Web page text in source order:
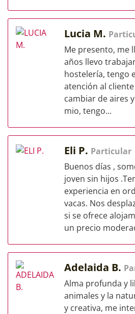
Lucia M.
Me presento, me
años llevo
hostelería, tengo
atención al
cambiar de aires
mio, tengo...
Eli P. Particular
Buenos días ,
joven sin hijos
experiencia en
vacas. Nos
si se ofrece
un precio
Adelaida B.
Alma profunda y
animales y la
y creativa, me